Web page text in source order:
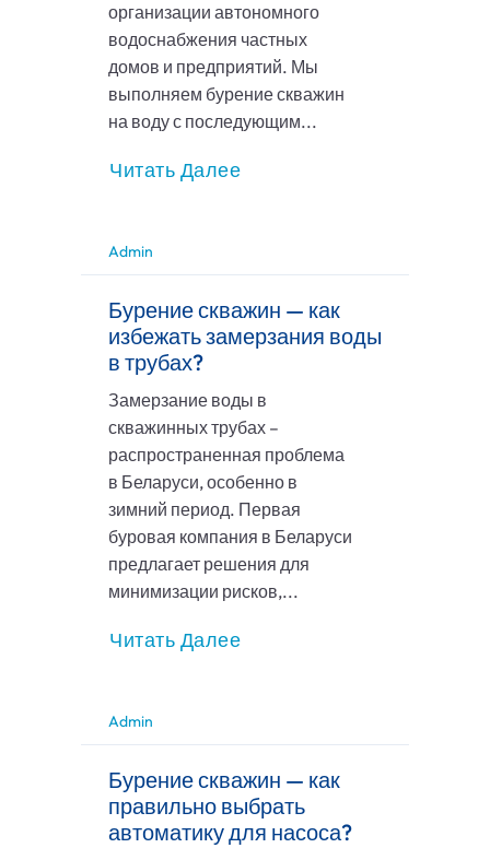
организации автономного
водоснабжения частных
домов и предприятий. Мы
выполняем бурение скважин
на воду с последующим...
Читать Далее
Admin
Бурение скважин — как
избежать замерзания воды
в трубах?
Замерзание воды в
скважинных трубах –
распространенная проблема
в Беларуси, особенно в
зимний период. Первая
буровая компания в Беларуси
предлагает решения для
минимизации рисков,...
Читать Далее
Admin
Бурение скважин — как
правильно выбрать
автоматику для насоса?